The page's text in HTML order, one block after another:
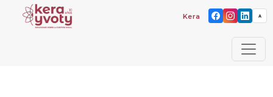
Kera yvoty: reflexiones
A
Mujeres indígenas y múltiples formas de discriminación